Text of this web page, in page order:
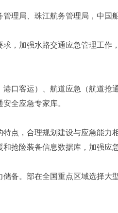
理局、珠江航务管理局，中国
，加强水路交通应急管理工作
客运）、航道应急（航道抢通
全应急专家库。
，合理规划建设与应急能力
抢险装备信息数据库，加强应
。部在全国重点区域选择大